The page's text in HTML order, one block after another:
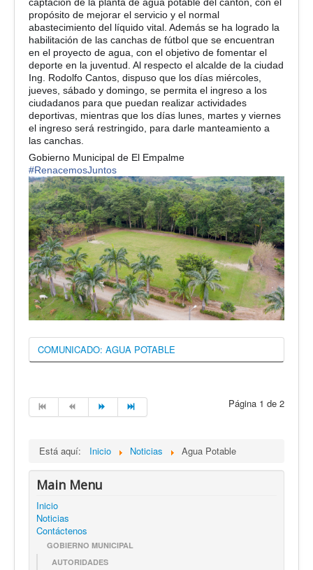
propósito de mejorar el servicio y el normal
abastecimiento del líquido vital. Además se ha logrado la
habilitación de las canchas de fútbol que se encuentran
en el proyecto de agua, con el objetivo de fomentar el
deporte en la juventud. Al respecto el alcalde de la ciudad
Ing. Rodolfo Cantos, dispuso que los días miércoles,
jueves, sábado y domingo, se permita el ingreso a los
ciudadanos para que puedan realizar actividades
deportivas, mientras que los días lunes, martes y viernes
el ingreso será restringido, para darle manteamiento a
las canchas.
Gobierno Municipal de El Empalme
#RenacemosJuntos
COMUNICADO: AGUA POTABLE
Página 1 de 2
Está aquí: Inicio Noticias Agua Potable
Main Menu
Inicio
Noticias
Contáctenos
GOBIERNO MUNICIPAL
AUTORIDADES